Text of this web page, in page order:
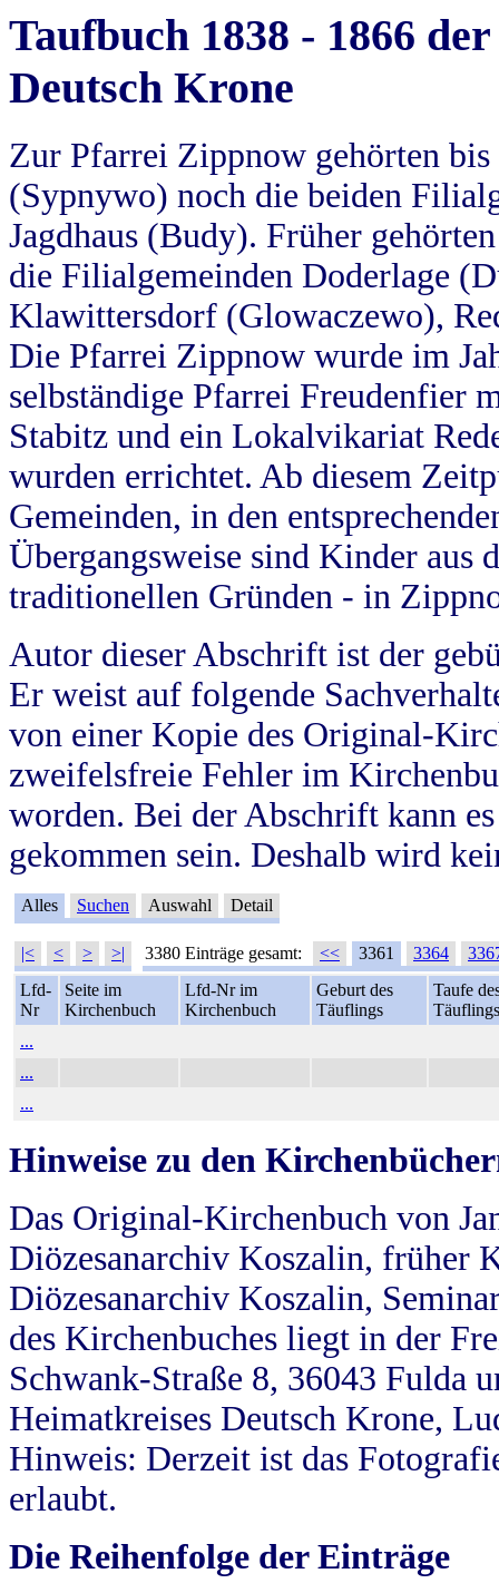
Taufbuch 1838 - 1866
Deutsch Krone
Zur Pfarrei Zippnow gehörten
(Sypnywo) noch die beiden
Jagdhaus (Budy). Früher
die Filialgemeinden Doderlage
Klawittersdorf (Glowaczewo),
Die Pfarrei Zippnow wurde im
selbständige Pfarrei Freudenfier
Stabitz und ein Lokalvikariat
wurden errichtet. Ab diesem
Gemeinden, in den
Übergangsweise sind Kinder aus
traditionellen Gründen - in
Autor dieser Abschrift ist der
Er weist auf folgende
von einer Kopie des Original-
zweifelsfreie Fehler im
worden. Bei der Abschrift kann
gekommen sein. Deshalb wird
Alles Suchen Auswahl Detail
|< < > >| 3380 Einträge gesamt: << 3361 3364
Lfd-
Nr
Seite im
Kirchenbuch
Lfd-Nr im
Kirchenbuch
Geburt des
Täuflings
Taufe
Täuflings
...
...
...
Hinweise zu den
Das Original-Kirchenbuch von
Diözesanarchiv Koszalin, früher
Diözesanarchiv Koszalin,
des Kirchenbuches liegt in der
Schwank-Straße 8, 36043 Fulda
Heimatkreises Deutsch Krone,
Hinweis: Derzeit ist das
erlaubt.
Die Reihenfolge der Einträge